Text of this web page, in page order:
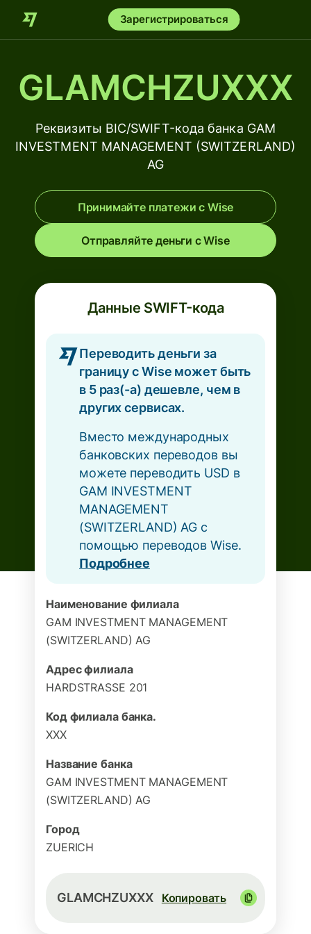
Зарегистрироваться
GLAMCHZUXXX
Реквизиты BIC/SWIFT-кода банка GAM
INVESTMENT MANAGEMENT (SWITZERLAND)
AG
Принимайте платежи с Wise
Отправляйте деньги с Wise
Данные SWIFT-кода
Переводить деньги за
границу с Wise может быть
в 5 раз(-а) дешевле, чем в
других сервисах.
Вместо международных
банковских переводов вы
можете переводить USD в
GAM INVESTMENT
MANAGEMENT
(SWITZERLAND) AG с
помощью переводов Wise.
Подробнее
Наименование филиала
GAM INVESTMENT MANAGEMENT
(SWITZERLAND) AG
Адрес филиала
HARDSTRASSE 201
Код филиала банка.
XXX
Название банка
GAM INVESTMENT MANAGEMENT
(SWITZERLAND) AG
Город
ZUERICH
GLAMCHZUXXX Копировать